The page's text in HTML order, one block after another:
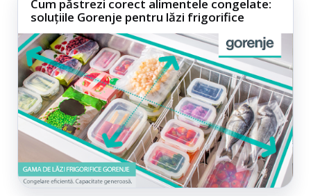
Cum păstrezi corect alimentele congelate:
soluțiile Gorenje pentru lăzi frigorifice